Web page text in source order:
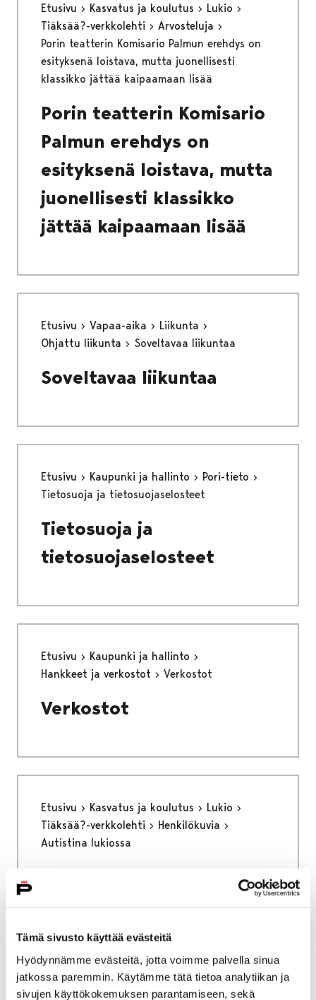
Tämä sivusto käyttää evästeitä
Hyödynnämme evästeitä, jotta voimme palvella sinua
jatkossa paremmin. Käytämme tätä tietoa analytiikan ja
sivujen käyttökokemuksen parantamiseen, sekä
Etusivu Kasvatus ja koulutus
Lukio
Tiäksää?-verkkolehti
Arvosteluja
Porin teatterin Komisario Palmun erehdys on
esityksenä loistava, mutta juonellisesti
klassikko jättää kaipaamaan lisää
Porin teatterin Komisario
Palmun erehdys on
esityksenä loistava, mutta
juonellisesti klassikko
jättää kaipaamaan lisää
Etusivu Vapaa-aika
Liikunta
Ohjattu liikunta
Soveltavaa liikuntaa
Soveltavaa liikuntaa
Etusivu Kaupunki ja hallinto
Pori-tieto
Tietosuoja ja tietosuojaselosteet
Tietosuoja ja
tietosuojaselosteet
Etusivu
Kaupunki ja hallinto
Hankkeet ja verkostot
Verkostot
Verkostot
Etusivu Kasvatus ja koulutus
Lukio
Tiäksää?-verkkolehti
Henkilökuvia
Autistina lukiossa
Etusivu
Kaupunki ja hallinto
Päätöksenteko
Vaalit Vaalimainonta